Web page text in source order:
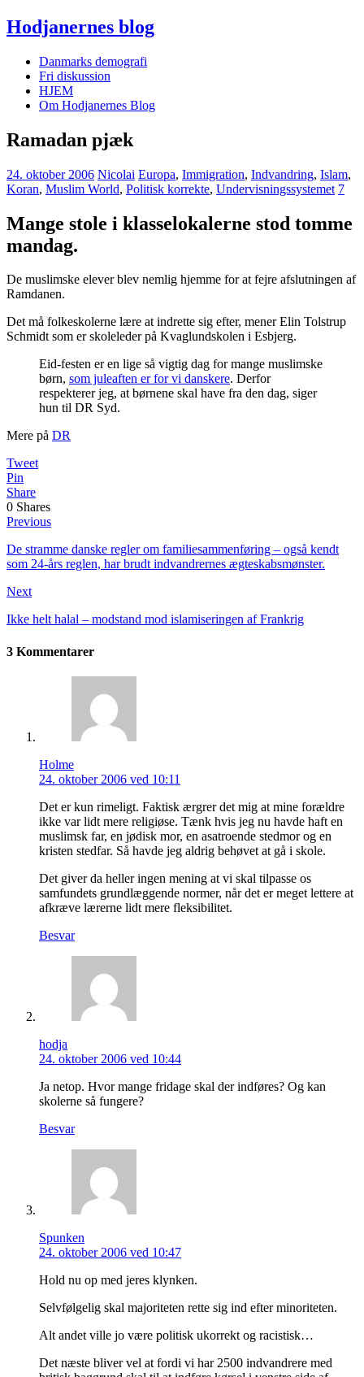
Hodjanernes blog
Danmarks demografi
Fri diskussion
HJEM
Om Hodjanernes Blog
Ramadan pjæk
24. oktober 2006 Nicolai Europa, Immigration, Indvandring, Islam,
Koran, Muslim World, Politisk korrekte, Undervisningssystemet 7
Mange stole i klasselokalerne stod tomme
mandag.
De muslimske elever blev nemlig hjemme for at fejre afslutningen af
Ramdanen.
Det må folkeskolerne lære at indrette sig efter, mener Elin Tolstrup
Schmidt som er skoleleder på Kvaglundskolen i Esbjerg.
Eid-festen er en lige så vigtig dag for mange muslimske
børn, som juleaften er for vi danskere. Derfor
respekterer jeg, at børnene skal have fra den dag, siger
hun til DR Syd.
Mere på DR
Tweet
Pin
Share
0 Shares
Previous
De stramme danske regler om familiesammenføring – også kendt
som 24-års reglen, har brudt indvandrernes ægteskabsmønster.
Next
Ikke helt halal – modstand mod islamiseringen af Frankrig
3 Kommentarer
Holme
24. oktober 2006 ved 10:11
Det er kun rimeligt. Faktisk ærgrer det mig at mine forældre
ikke var lidt mere religiøse. Tænk hvis jeg nu havde haft en
muslimsk far, en jødisk mor, en asatroende stedmor og en
kristen stedfar. Så havde jeg aldrig behøvet at gå i skole.
Det giver da heller ingen mening at vi skal tilpasse os
samfundets grundlæggende normer, når det er meget lettere at
afkræve lærerne lidt mere fleksibilitet.
Besvar
hodja
24. oktober 2006 ved 10:44
Ja netop. Hvor mange fridage skal der indføres? Og kan
skolerne så fungere?
Besvar
Spunken
24. oktober 2006 ved 10:47
Hold nu op med jeres klynken.
Selvfølgelig skal majoriteten rette sig ind efter minoriteten.
Alt andet ville jo være politisk ukorrekt og racistisk…
Det næste bliver vel at fordi vi har 2500 indvandrere med